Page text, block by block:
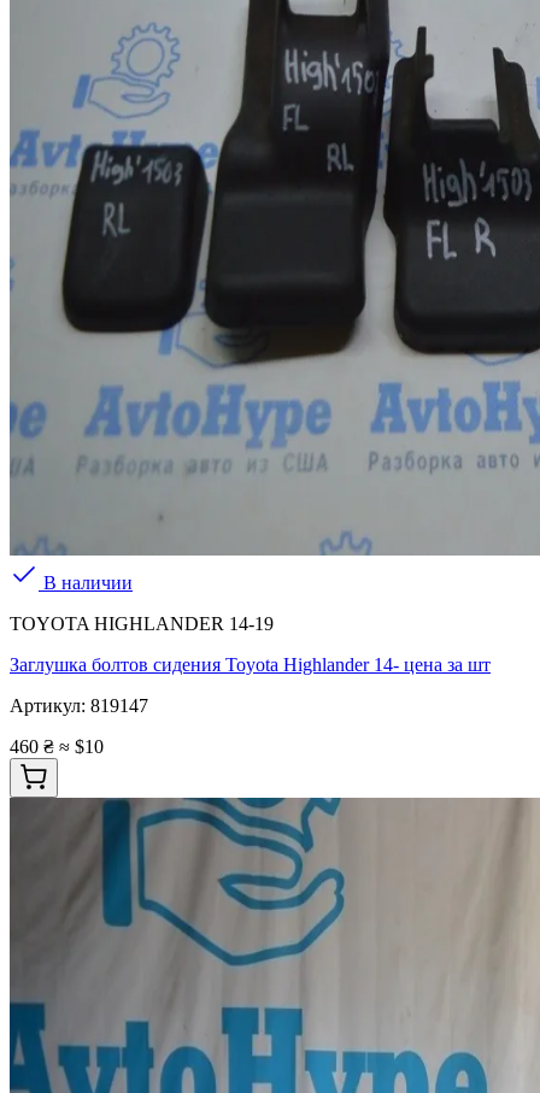
В наличии
TOYOTA HIGHLANDER 14-19
Заглушка болтов сидения Toyota Highlander 14- цена за шт
Артикул: 819147
460 ₴ ≈ $10